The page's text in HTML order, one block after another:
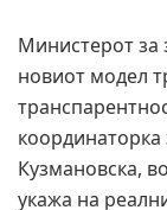
Министерот за
новиот модел
координаторка
Кузмановска,
укажа на